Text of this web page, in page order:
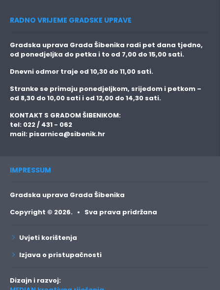
RADNO VRIJEME GRADSKE UPRAVE
Gradska uprava Grada Šibenika radi pet dana tjedno,
od ponedjeljka do petka i to od 7,00 do 15,00 sati.
Dnevni odmor traje od 10,30 do 11,00 sati.
Stranke se primaju ponedjeljkom, srijedom i petkom –
od 8,30 do 10,00 sati i od 12,00 do 14,30 sati.
KONTAKT S GRADOM ŠIBENIKOM:
tel: 022 / 431 - 062
mail: pisarnica@sibenik.hr
IMPRESSUM
Gradska uprava Grada Šibenika
Copyright © 2026. • Sva prava pridržana
Uvjeti korištenja
Izjava o pristupačnosti
Dizajn i razvoj: